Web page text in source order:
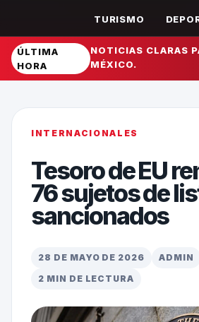
TURISMO
ÚLTIMA
HORA
NOTICIAS CLARAS
MÉXICO.
INTERNACIONALES
Tesoro de EU
76 sujetos de
sancionados
28 DE MAYO DE 2026
ADMIN
2 MIN DE LECTURA